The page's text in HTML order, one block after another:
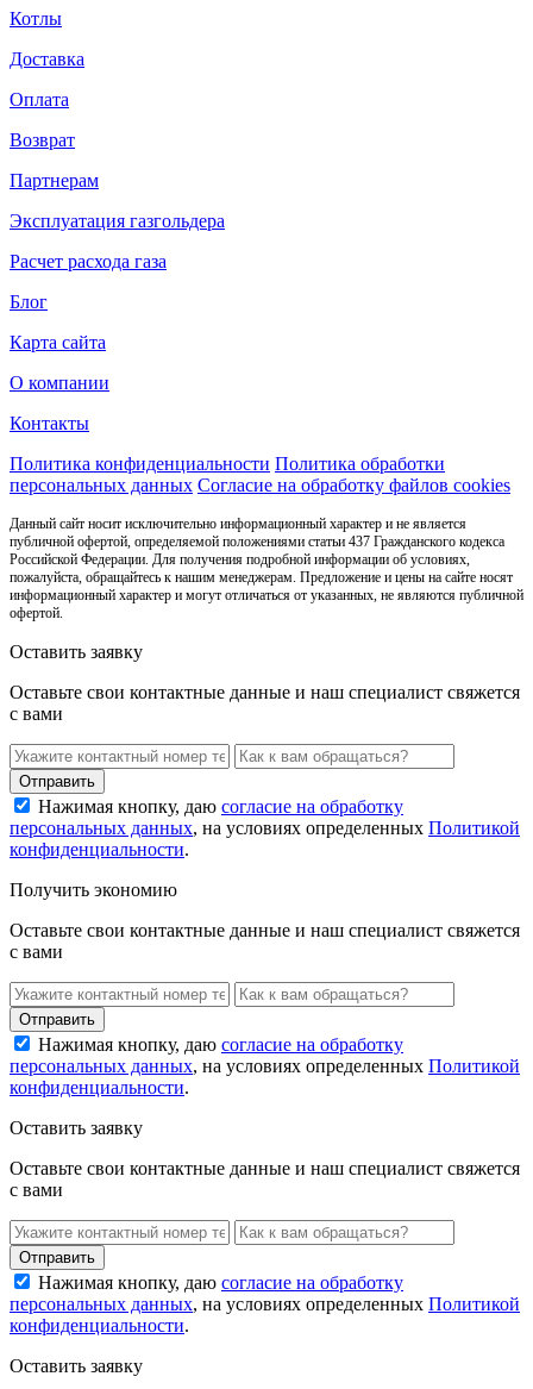
Котлы
Доставка
Оплата
Возврат
Партнерам
Эксплуатация газгольдера
Расчет расхода газа
Блог
Карта сайта
О компании
Контакты
Политика конфиденциальности Политика обработки
персональных данных Согласие на обработку файлов cookies
Данный сайт носит исключительно информационный характер и не является
публичной офертой, определяемой положениями статьи 437 Гражданского кодекса
Российской Федерации. Для получения подробной информации об условиях,
пожалуйста, обращайтесь к нашим менеджерам. Предложение и цены на сайте носят
информационный характер и могут отличаться от указанных, не являются публичной
офертой.
Оставить заявку
Оставьте свои контактные данные и наш специалист свяжется
с вами
Нажимая кнопку, даю согласие на обработку
персональных данных, на условиях определенных Политикой
конфиденциальности.
Получить экономию
Оставьте свои контактные данные и наш специалист свяжется
с вами
Нажимая кнопку, даю согласие на обработку
персональных данных, на условиях определенных Политикой
конфиденциальности.
Оставить заявку
Оставьте свои контактные данные и наш специалист свяжется
с вами
Нажимая кнопку, даю согласие на обработку
персональных данных, на условиях определенных Политикой
конфиденциальности.
Оставить заявку